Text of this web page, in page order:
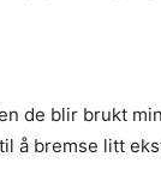
de blir brukt
å bremse litt